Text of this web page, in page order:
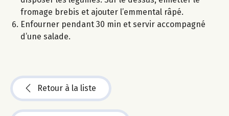
fromage brebis et ajouter l’emmental râpé.
Enfourner pendant 30 min et servir accompagné
d’une salade.
Retour à la liste